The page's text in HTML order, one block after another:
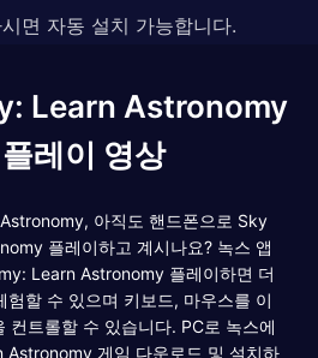
면 자동 설치 가능합니다.
Learn Astronomy
레이 영상
아직도 핸드폰으로 Sky
플레이하고 계시나요? 녹스 앱
Learn Astronomy 플레이하면 더
험할 수 있으며 키보드, 마우스를 이
컨트롤할 수 있습니다. PC로 녹스에
게임 다운로드 및 설치하